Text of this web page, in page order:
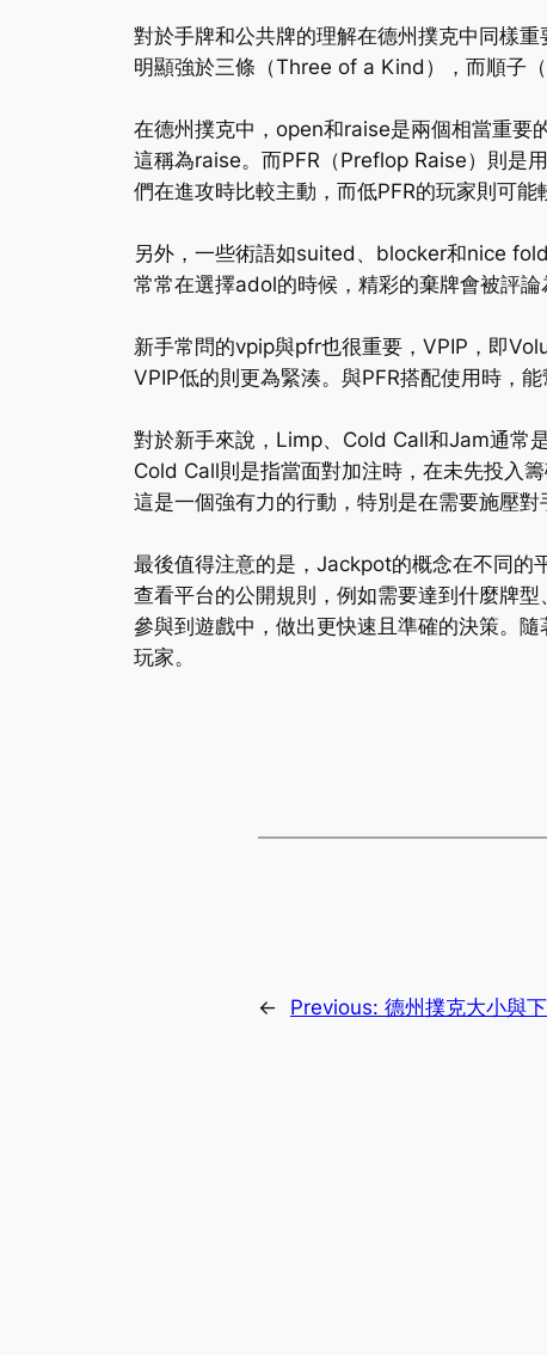
對於手牌和公共牌的理解在德州撲克中同樣
明顯強於三條（Three of a Kind），而順子
在德州撲克中，open和raise是兩個相當重要
這稱為raise。而PFR（Preflop Raise）則是
們在進攻時比較主動，而低PFR的玩家則可能
另外，一些術語如suited、blocker和nice
常常在選擇adol的時候，精彩的棄牌會被評
新手常問的vpip與pfr也很重要，VPIP，即
VPIP低的則更為緊湊。與PFR搭配使用時，
對於新手來說，Limp、Cold Call和Jam通常
Cold Call則是指當面對加注時，在未先投入
這是一個強有力的行動，特別是在需要施壓對
最後值得注意的是，Jackpot的概念在不同的
查看平台的公開規則，例如需要達到什麼牌
參與到遊戲中，做出更快速且準確的決策。
玩家。
← Previous: 德州撲克大小與